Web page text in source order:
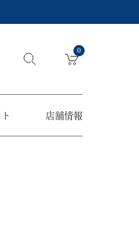
0
店舗情報